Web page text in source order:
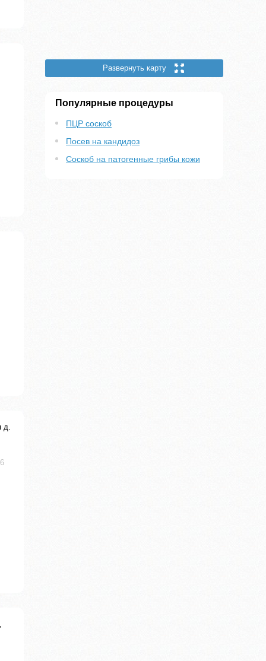
д.
Развернуть карту
Популярные процедуры
ПЦР соскоб
Посев на кандидоз
Соскоб на патогенные грибы кожи